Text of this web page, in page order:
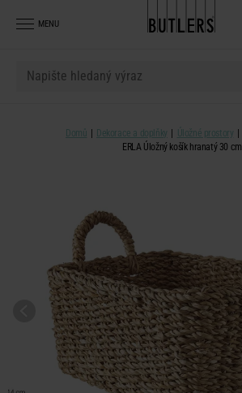
MENU
Domů Dekorace a doplňky Úložné prostory
ERLA Úložný košík hranatý 30 cm